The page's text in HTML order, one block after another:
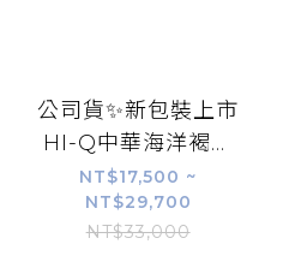
公司貨✨新包裝上市
HI-Q中華海洋褐抑
定加強配方禮盒
(250包/120包粉
劑/1000顆/480顆
NT$17,500 ~
NT$29,700
NT$33,000